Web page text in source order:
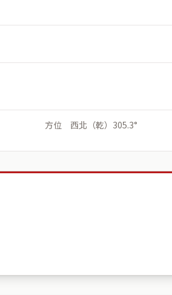
方位 西北（乾）305.3°